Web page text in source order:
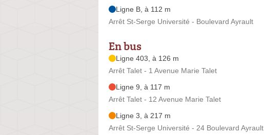
Ligne B, à 112 m
Arrêt St-Serge Université - Boulevard Ayrault
En bus
Ligne 403, à 126 m
Arrêt Talet - 1 Avenue Marie Talet
Ligne 9, à 117 m
Arrêt Talet - 12 Avenue Marie Talet
Ligne 3, à 217 m
Arrêt St-Serge Université - 24 Boulevard Ayrault